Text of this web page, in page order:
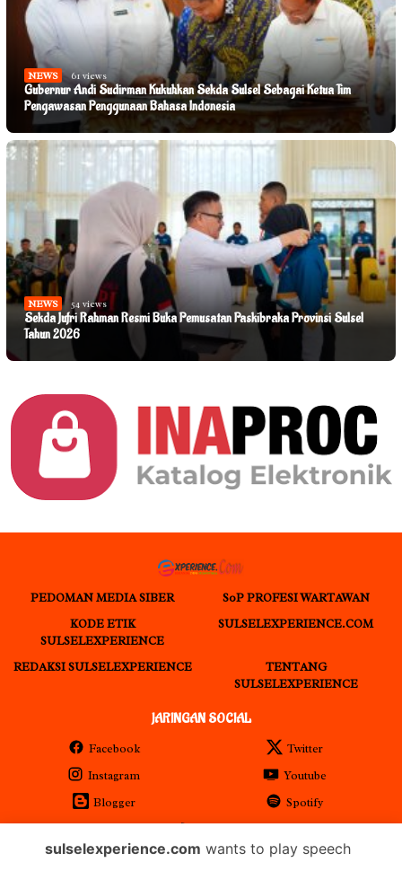
NEWS 61 views
Gubernur Andi Sudirman Kukuhkan Sekda Sulsel Sebagai Ketua Tim
Pengawasan Penggunaan Bahasa Indonesia
NEWS 54 views
Sekda Jufri Rahman Resmi Buka Pemusatan Paskibraka Provinsi Sulsel
Tahun 2026
PEDOMAN MEDIA SIBER
S0P PROFESI WARTAWAN
KODE ETIK
SULSELEXPERIENCE
SULSELEXPERIENCE.COM
REDAKSI SULSELEXPERIENCE
TENTANG
SULSELEXPERIENCE
JARINGAN SOCIAL
Facebook
Twitter
Instagram
Youtube
Blogger
Spotify
RSS
sulselexperience.com wants to play speech